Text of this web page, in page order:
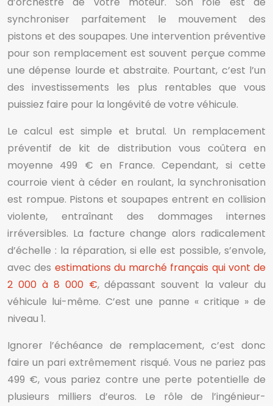
synchroniser parfaitement le mouvement des
pistons et des soupapes. Une intervention préventive
pour son remplacement est souvent perçue comme
une dépense lourde et abstraite. Pourtant, c’est l’un
des investissements les plus rentables que vous
puissiez faire pour la longévité de votre véhicule.
Le calcul est simple et brutal. Un remplacement
préventif de kit de distribution vous coûtera en
moyenne 499 € en France. Cependant, si cette
courroie vient à céder en roulant, la synchronisation
est rompue. Pistons et soupapes entrent en collision
violente, entraînant des dommages internes
irréversibles. La facture change alors radicalement
d’échelle : la réparation, si elle est possible, s’envole,
avec des estimations du marché français qui vont de
2 000 à 8 000 €, dépassant souvent la valeur du
véhicule lui-même. C’est une panne « critique » de
niveau 1.
Ignorer l’échéance de remplacement, c’est donc
faire un pari extrêmement risqué. Vous ne pariez pas
499 €, vous pariez contre une perte potentielle de
plusieurs milliers d’euros. Le rôle de l’ingénieur-